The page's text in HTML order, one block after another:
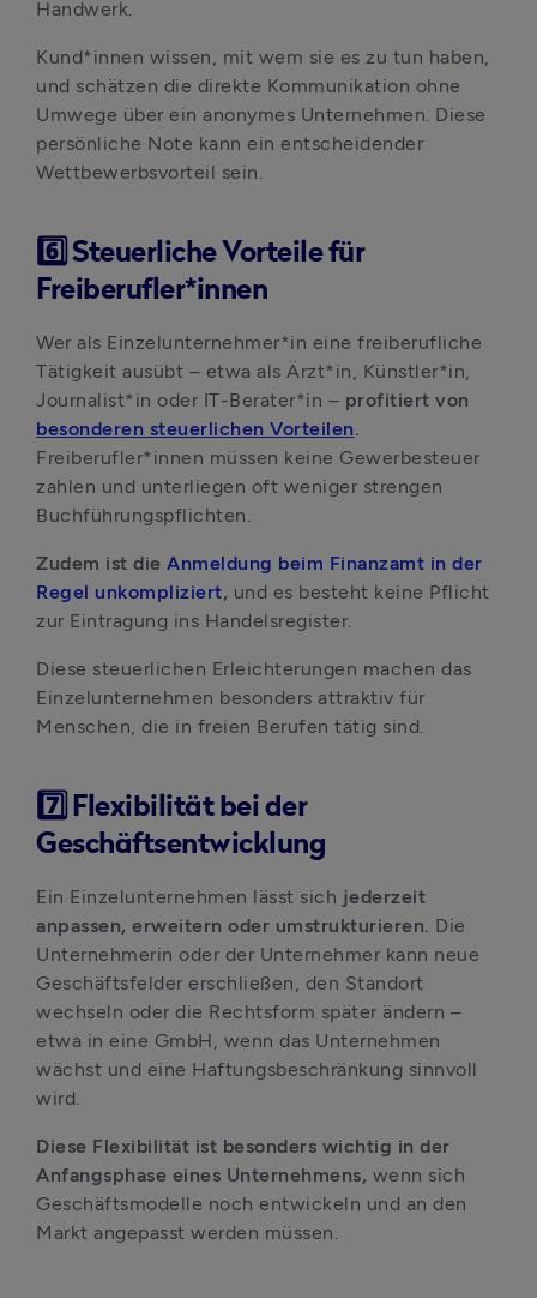
Handwerk.
Kund*innen wissen, mit wem sie es zu tun haben,
und schätzen die direkte Kommunikation ohne
Umwege über ein anonymes Unternehmen. Diese
persönliche Note kann ein entscheidender
Wettbewerbsvorteil sein.
6️⃣ Steuerliche Vorteile für
Freiberufler*innen
Wer als Einzelunternehmer*in eine freiberufliche
Tätigkeit ausübt – etwa als Ärzt*in, Künstler*in,
Journalist*in oder IT-Berater*in –
besonderen steuerlichen Vorteilen
Freiberufler*innen müssen keine Gewerbesteuer
zahlen und unterliegen oft weniger strengen
Buchführungspflichten.
Zudem ist die Anmeldung beim Finanzamt in der
Regel unkompliziert, und es besteht keine Pflicht
zur Eintragung ins Handelsregister.
Diese steuerlichen Erleichterungen machen das
Einzelunternehmen besonders attraktiv für
Menschen, die in freien Berufen tätig sind.
7️⃣ Flexibilität bei der
Geschäftsentwicklung
Ein Einzelunternehmen lässt sich jederzeit
anpassen, erweitern oder umstrukturieren. Die
Unternehmerin oder der Unternehmer kann neue
Geschäftsfelder erschließen, den Standort
wechseln oder die Rechtsform später ändern –
etwa in eine GmbH, wenn das Unternehmen
wächst und eine Haftungsbeschränkung sinnvoll
wird.
Diese Flexibilität ist besonders wichtig in der
Anfangsphase eines Unternehmens, wenn sich
Geschäftsmodelle noch entwickeln und an den
Markt angepasst werden müssen.